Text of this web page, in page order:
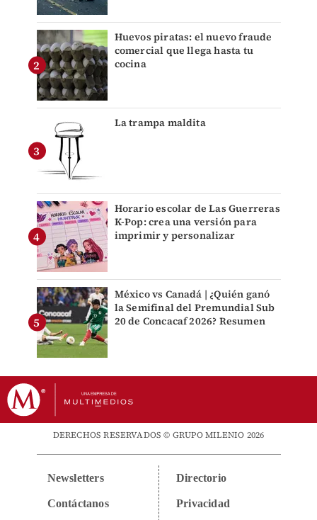
Huevos piratas: el nuevo fraude
comercial que llega hasta tu
cocina
La trampa maldita
Horario escolar de Las Guerreras
K-Pop: crea una versión para
imprimir y personalizar
México vs Canadá | ¿Quién ganó
la Semifinal del Premundial Sub
20 de Concacaf 2026? Resumen
DERECHOS RESERVADOS © GRUPO MILENIO 2026
Newsletters
Contáctanos
Directorio
Privacidad